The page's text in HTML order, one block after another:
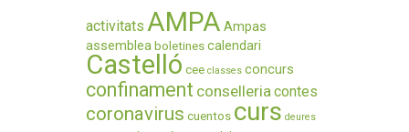
activitats AMPA Ampas
assemblea boletines calendari
Castelló cee classes concurs
confinament conselleriacontes
coronavirus cuentos curs deures